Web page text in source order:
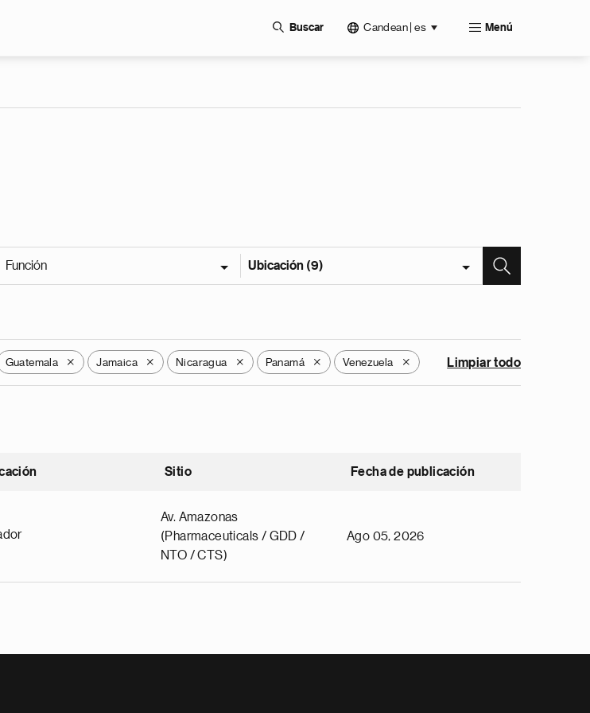
Buscar Candean | es Menú
Función Ubicación (9)
Guatemala X Jamaica X Nicaragua X Panamá X Venezuela X Limpiar todo
Sitio Fecha de publicación
Av. Amazonas
(Pharmaceuticals / GDD /
NTO / CTS)
Ago 05, 2026